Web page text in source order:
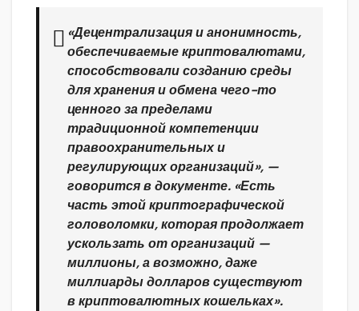
«Децентрализация и анонимность,
обеспечиваемые криптовалютами,
способствовали созданию среды
для хранения и обмена чего-то
ценного за пределами
традиционной компетенции
правоохранительных и
регулирующих организаций», —
говорится в документе. «Есть
часть этой криптографической
головоломки, которая продолжает
ускользать от организаций —
миллионы, а возможно, даже
миллиарды долларов существуют
в криптовалютных кошельках».